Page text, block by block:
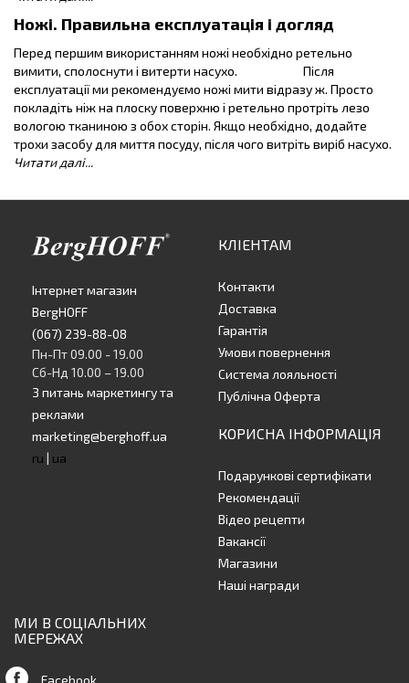
Ножі. Правильна експлуатація і догляд
Перед першим використанням ножі необхідно ретельно
вимити, сполоснути і витерти насухо. Після
експлуатації ми рекомендуємо ножі мити відразу ж. Просто
покладіть ніж на плоску поверхню і ретельно протріть лезо
вологою тканиною з обох сторін. Якщо необхідно, додайте
трохи засобу для миття посуду, після чого витріть виріб насухо.
Читати далі...
Інтернет магазин
BergHOFF
(067) 239-88-08
Пн-Пт 09.00 - 19.00
Сб-Нд 10.00 – 19.00
З питань маркетингу та
реклами
marketing@berghoff.ua
ru | ua
КЛІЕНТАМ
Контакти
Доставка
Гарантія
Умови повернення
Система лояльності
Публічна Оферта
КОРИСНА ІНФОРМАЦІЯ
Подарункові сертифікати
Рекомендації
Відео рецепти
Вакансії
Магазини
Наші награди
МИ В СОЦІАЛЬНИХ
МЕРЕЖАХ
Facebook